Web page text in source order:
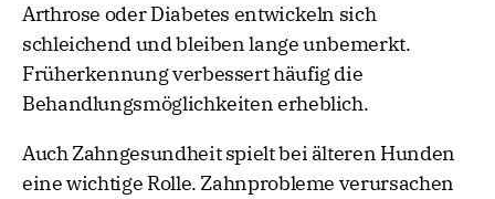
Arthrose oder Diabetes entwickeln sich
schleichend und bleiben lange unbemerkt.
Früherkennung verbessert häufig die
Behandlungsmöglichkeiten erheblich.
Auch Zahngesundheit spielt bei älteren Hunden
eine wichtige Rolle. Zahnprobleme verursachen